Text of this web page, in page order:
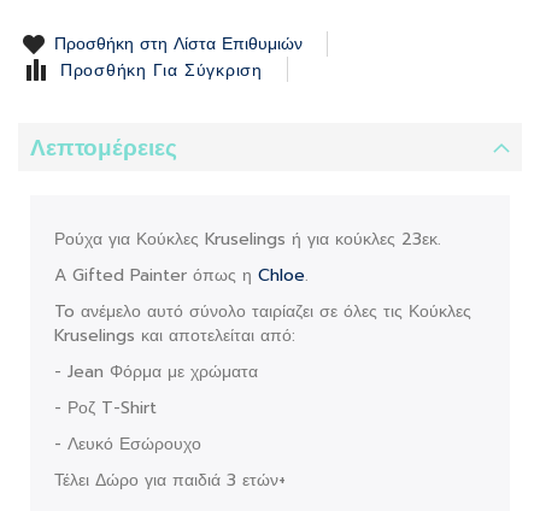
Προσθήκη στη Λίστα Επιθυμιών
Προσθήκη Για Σύγκριση
Λεπτομέρειες
Ρούχα για Κούκλες Kruselings ή για κούκλες 23εκ.
A Gifted Painter όπως η Chloe.
To ανέμελο αυτό σύνολο ταιρίαζει σε όλες τις Κούκλες
Kruselings και αποτελείται από:
- Jean Φόρμα με χρώματα
- Ροζ T-Shirt
- Λευκό Εσώρουχο
Τέλει Δώρο για παιδιά 3 ετών+